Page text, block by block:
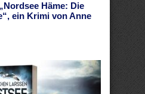
Häme: Die
ein Krimi von Anne